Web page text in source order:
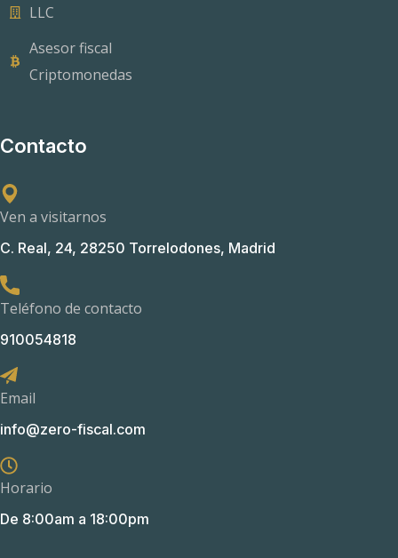
LLC
Asesor fiscal
Criptomonedas
Contacto
Ven a visitarnos
C. Real, 24, 28250 Torrelodones, Madrid
Teléfono de contacto
910054818
Email
info@zero-fiscal.com
Horario
De 8:00am a 18:00pm